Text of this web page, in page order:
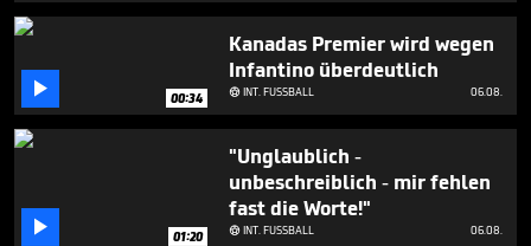
 00:34
Kanadas Premier wird wegen
Infantino überdeutlich
INT. FUSSBALL 06.08.
 01:20
"Unglaublich -
unbeschreiblich - mir fehlen
fast die Worte!"
INT. FUSSBALL 06.08.